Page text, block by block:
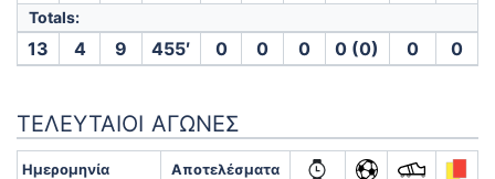
Totals:
13 4 9 455′ 0 0 0 0 (0) 0 0
ΤΕΛΕΥΤΑΊΟΙ ΑΓΏΝΕΣ
Ημερομηνία Αποτελέσματα